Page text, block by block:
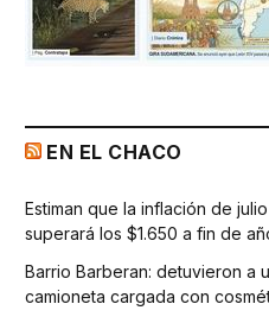
EN EL CHACO
Estiman que la inflación de
superará los $1.650 a fin de
Barrio Barberan: detuvieron a
camioneta cargada con